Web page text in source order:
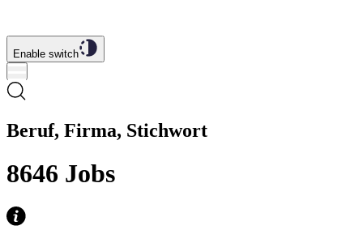
Enable switch
Beruf, Firma, Stichwort
8646 Jobs